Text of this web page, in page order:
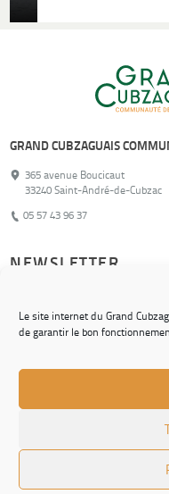
Le site internet du Grand
de garantir le bon
GRAND CUBZAGUAIS
365 avenue Boucicaut
33240 Saint-André-de-Cubzac
05 57 43 96 37
NEWSLETTER
© Grand Cubzaguais Communauté
CHARTE GRAPHIQUE
ACCESSIBILITÉ : NON CONFORME